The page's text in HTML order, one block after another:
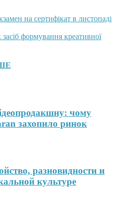
на сертифікат в листопаді
формування креативної
чому
захопило ринок
разновидности и
культуре